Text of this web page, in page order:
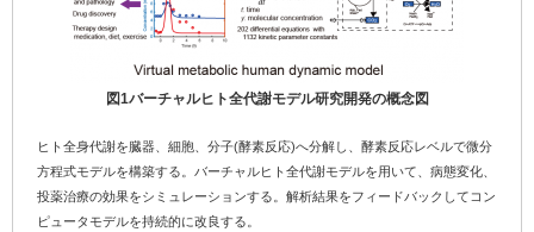
図1バーチャルヒト全代謝モデル研究開発の概念図
ヒト全身代謝を臓器、細胞、分子(酵素反応)へ分解し、酵素反応レベルで微分
方程式モデルを構築する。バーチャルヒト全代謝モデルを用いて、病態変化、
投薬治療の効果をシミュレーションする。解析結果をフィードバックしてコン
ピュータモデルを持続的に改良する。